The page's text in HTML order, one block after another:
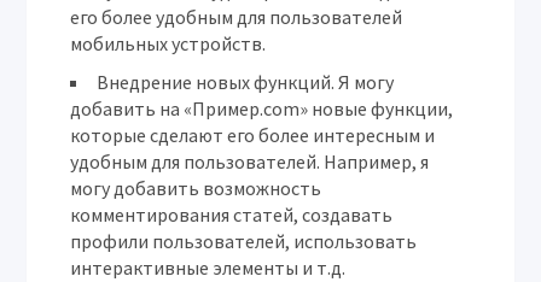
его более удобным для пользователей
мобильных устройств.
Внедрение новых функций. Я могу
добавить на «Пример.com» новые функции,
которые сделают его более интересным и
удобным для пользователей. Например, я
могу добавить возможность
комментирования статей, создавать
профили пользователей, использовать
интерактивные элементы и т.д.